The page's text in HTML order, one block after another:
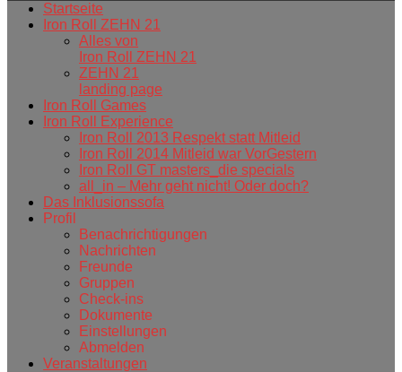
Startseite
Iron Roll ZEHN 21
Alles von
Iron Roll ZEHN 21
ZEHN 21
landing page
Iron Roll Games
Iron Roll Experience
Iron Roll 2013 Respekt statt Mitleid
Iron Roll 2014 Mitleid war VorGestern
Iron Roll GT masters_die specials
all_in – Mehr geht nicht! Oder doch?
Das Inklusionssofa
Profil
Benachrichtigungen
Nachrichten
Freunde
Gruppen
Check-ins
Dokumente
Einstellungen
Abmelden
Veranstaltungen